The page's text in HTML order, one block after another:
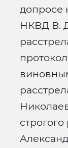
допросе
НКВД В.